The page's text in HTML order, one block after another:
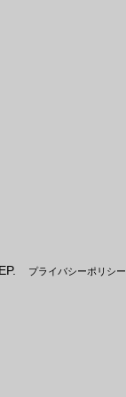
プライバシーポリシー